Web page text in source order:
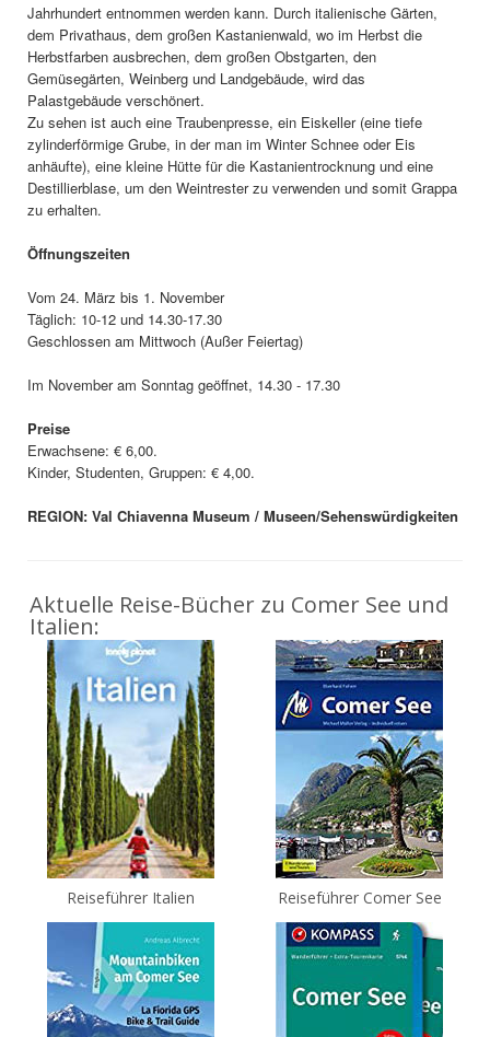
Jahrhundert entnommen werden kann. Durch italienische Gärten,
dem Privathaus, dem großen Kastanienwald, wo im Herbst die
Herbstfarben ausbrechen, dem großen Obstgarten, den
Gemüsegärten, Weinberg und Landgebäude, wird das
Palastgebäude verschönert.
Zu sehen ist auch eine Traubenpresse, ein Eiskeller (eine tiefe
zylinderförmige Grube, in der man im Winter Schnee oder Eis
anhäufte), eine kleine Hütte für die Kastanientrocknung und eine
Destillierblase, um den Weintrester zu verwenden und somit Grappa
zu erhalten.
Öffnungszeiten
Vom 24. März bis 1. November
Täglich: 10-12 und 14.30-17.30
Geschlossen am Mittwoch (Außer Feiertag)
Im November am Sonntag geöffnet, 14.30 - 17.30
Preise
Erwachsene: € 6,00.
Kinder, Studenten, Gruppen: € 4,00.
REGION: Val Chiavenna Museum / Museen/Sehenswürdigkeiten
Aktuelle Reise-Bücher zu Comer See und
Italien:
Reiseführer Italien Reiseführer Comer See